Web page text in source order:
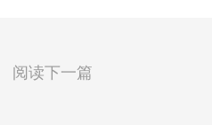
阅读下一篇